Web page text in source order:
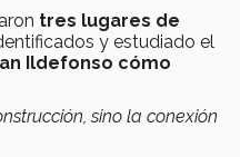
tres lugares de
y estudiado el
Ildefonso cómo
sino la conexión